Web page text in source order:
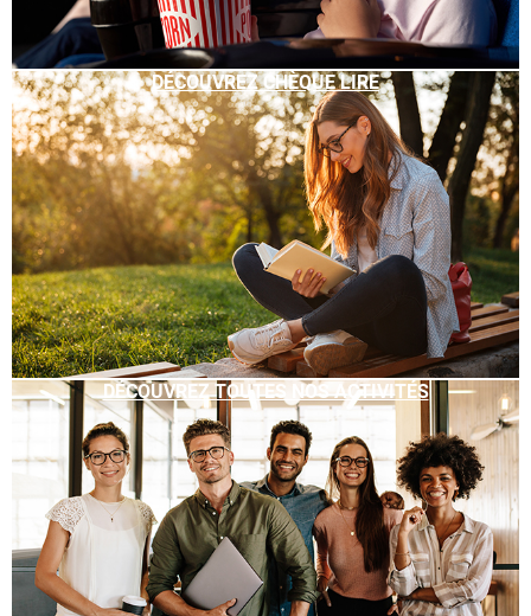
DÉCOUVREZ CHÈQUE LIRE
DÉCOUVREZ TOUTES NOS ACTIVITÉS